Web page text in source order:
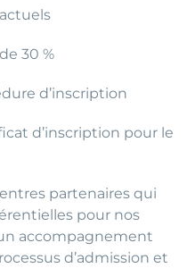
30 %
d’inscription
d’inscription pour le
partenaires qui
pour nos
accompagnement
d’admission et